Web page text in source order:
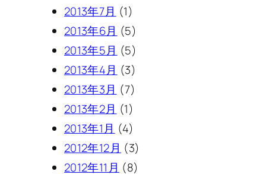
2013年7月 (1)
2013年6月 (5)
2013年5月 (5)
2013年4月 (3)
2013年3月 (7)
2013年2月 (1)
2013年1月 (4)
2012年12月 (3)
2012年11月 (8)